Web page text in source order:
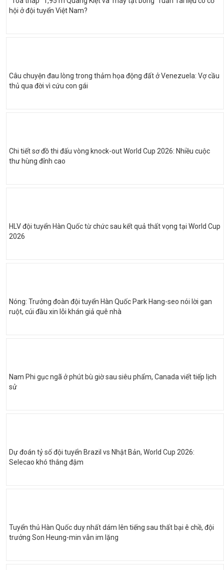
hội ở đội tuyển Việt Nam?
Câu chuyện đau lòng trong thảm họa động đất ở Venezuela: Vợ cầu
thủ qua đời vì cứu con gái
Chi tiết sơ đồ thi đấu vòng knock-out World Cup 2026: Nhiều cuộc
thư hùng đỉnh cao
HLV đội tuyển Hàn Quốc từ chức sau kết quả thất vọng tại World Cup
2026
Nóng: Trưởng đoàn đội tuyển Hàn Quốc Park Hang-seo nói lời gan
ruột, cúi đầu xin lỗi khán giả quê nhà
Nam Phi gục ngã ở phút bù giờ sau siêu phẩm, Canada viết tiếp lịch
sử
Dự đoán tỷ số đội tuyển Brazil vs Nhật Bản, World Cup 2026:
Selecao khó thắng đậm
Tuyển thủ Hàn Quốc duy nhất dám lên tiếng sau thất bại ê chề, đội
trưởng Son Heung-min vẫn im lặng